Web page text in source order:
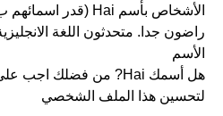
راضون جدا. متحدثون اللغة
الأسم
هل أسمك Hai? من فضلك اجب على
لتحسين هذا الملف الشخصي